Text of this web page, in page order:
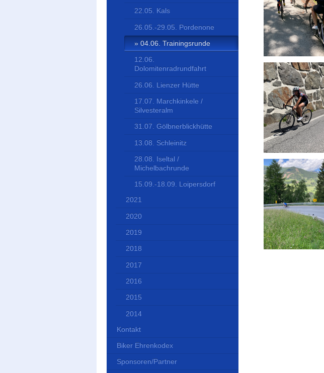
22.05. Kals
26.05.-29.05. Pordenone
04.06. Trainingsrunde
12.06.
Dolomitenradrundfahrt
26.06. Lienzer Hütte
17.07. Marchkinkele /
Silvesteralm
31.07. Gölbnerblickhütte
13.08. Schleinitz
28.08. Iseltal /
Michelbachrunde
15.09.-18.09. Loipersdorf
2021
2020
2019
2018
2017
2016
2015
2014
Kontakt
Biker Ehrenkodex
Sponsoren/Partner